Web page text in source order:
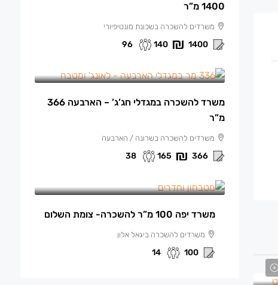
1400 מ”ר
משרדים להשכרה בשכונת מונטיפיורי
1400
140
96
משרד להשכרה במגדלי חג’ג’ – הארבעה 366
מ”ר
משרדים להשכרה בשרונה / הארבעה
366
165
38
משרד יפה 100 מ”ר להשכרה- צומת השלום
משרדים להשכרה ביגאל אלון
100
14